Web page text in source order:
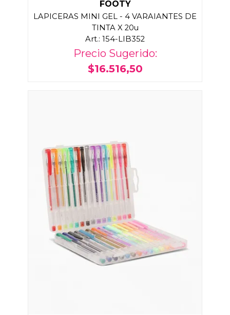
FOOTY
LAPICERAS MINI GEL - 4 VARAIANTES DE
TINTA X 20u
Art.: 154-LIB352
Precio Sugerido:
$16.516,50